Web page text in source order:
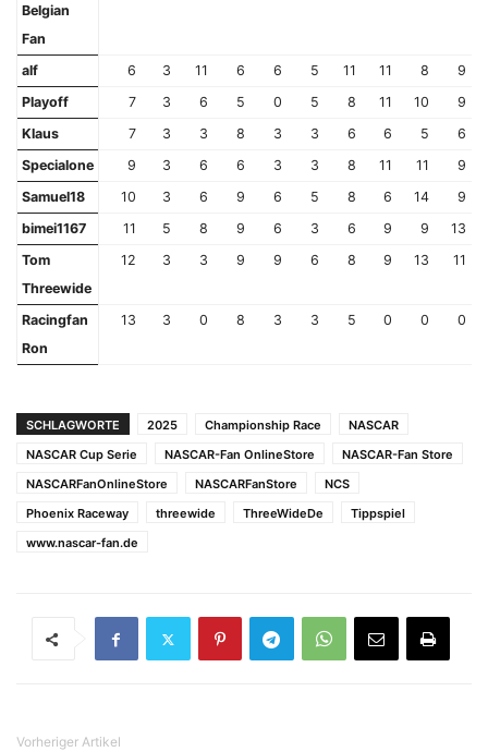
Belgian
Fan
alf 6 3 11 6 6 5 11 11 8
9
Playoff
7 3 6 5 0 5 8 11 10
9
Klaus
7 3 3 8 3 3 6 6 5
6
Specialone
9 3 6 6 3 3 8 11 11
9
Samuel18
10 3 6 9 6 5 8 6 14
9
bimei1167
11 5 8 9 6 3 6 9 9
13
Tom
Threewide
12 3 3 9 9 6 8 9 13 11
Racingfan
Ron
13 3 0 8 3 3 5 0 0 0
SCHLAGWORTE 2025 Championship Race
NASCAR
NASCAR Cup Serie
NASCAR-Fan OnlineStore
NASCAR-Fan Store
NASCARFanOnlineStore
NASCARFanStore
NCS
Phoenix Raceway
threewide ThreeWideDe
Tippspiel
www.nascar-fan.de
Vorheriger Artikel